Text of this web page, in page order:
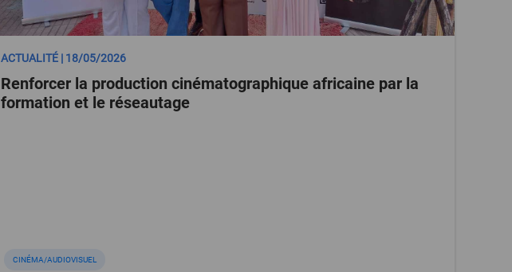
ACTUALITÉ | 18/05/2026
Renforcer la production cinématographique africaine par la
formation et le réseautage
CINÉMA/AUDIOVISUEL